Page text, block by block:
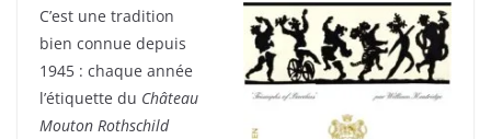
C’est une tradition
bien connue depuis
1945 : chaque année
l’étiquette du Château
Mouton Rothschild